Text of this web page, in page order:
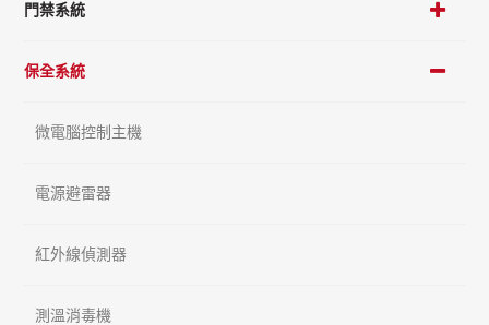
門禁系統
保全系統
微電腦控制主機
電源避雷器
紅外線偵測器
測溫消毒機